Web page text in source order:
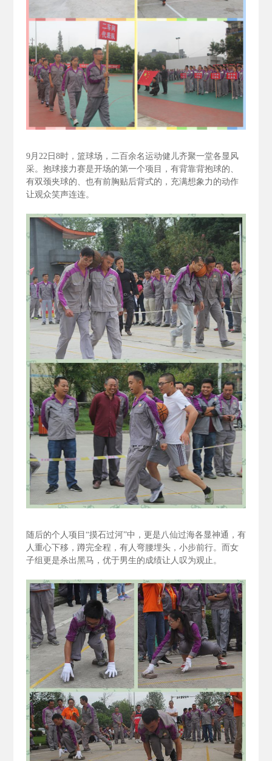
9月22日8时，篮球场，二百余名运动健儿齐聚一堂各显风
采。抱球接力赛是开场的第一个项目，有背靠背抱球的、
有双颈夹球的、也有前胸贴后背式的，充满想象力的动作
让观众笑声连连。
随后的个人项目“摸石过河”中，更是八仙过海各显神通，有
人重心下移，蹲完全程，有人弯腰埋头，小步前行。而女
子组更是杀出黑马，优于男生的成绩让人叹为观止。